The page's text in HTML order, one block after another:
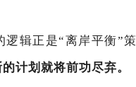
辑正是“离岸平衡”策
计划就将前功尽弃。